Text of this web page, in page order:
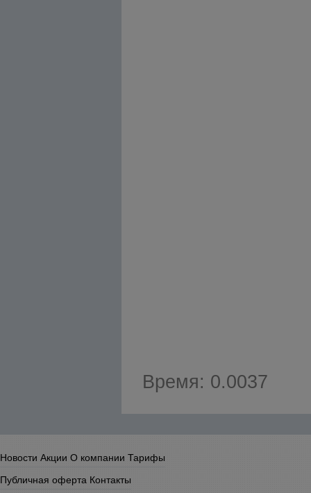
Время: 0.0037
Новости Акции О компании Тарифы
Публичная оферта Контакты